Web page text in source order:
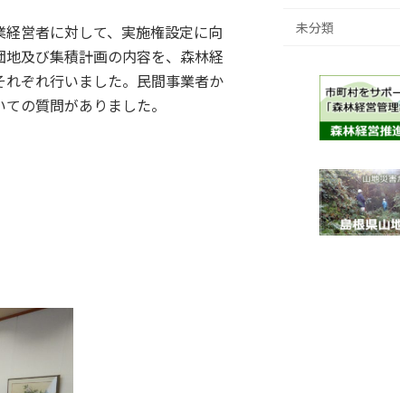
営者に対して、実施権設定に向
及び集積計画の内容を、森林経
ぞれ行いました。民間事業者か
の質問がありました。
未分類